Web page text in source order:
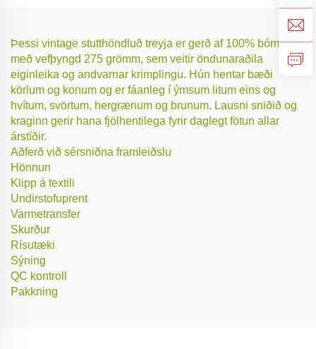
Þessi vintage stutthöndluð treyja er gerð af 100% bómull
með vefþyngd 275 grömm, sem veitir öndunaraðila
eiginleika og andvarnar krimplingu. Hún hentar bæði
körlum og konum og er fáanleg í ýmsum litum eins og
hvítum, svörtum, hergrænum og brunum. Lausni sniðið og
kraginn gerir hana fjölhentilega fyrir daglegt fötun allar
árstíðir.
Aðferð við sérsniðna framleiðslu
Hönnun
Klipp á textili
Undirstofuprent
Varmetransfer
Skurður
Rísutæki
Sýning
QC kontroll
Pakkning